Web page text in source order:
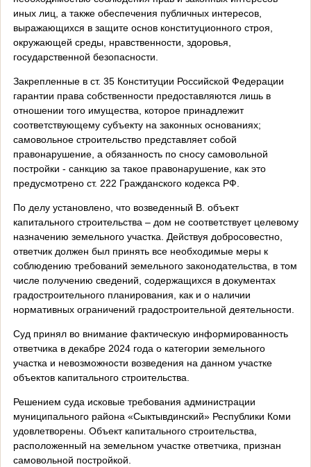
иных лиц, а также обеспечения публичных интересов,
выражающихся в защите основ конституционного строя,
окружающей среды, нравственности, здоровья,
государственной безопасности.
Закрепленные в ст. 35 Конституции Российской Федерации
гарантии права собственности предоставляются лишь в
отношении того имущества, которое принадлежит
соответствующему субъекту на законных основаниях;
самовольное строительство представляет собой
правонарушение, а обязанность по сносу самовольной
постройки - санкцию за такое правонарушение, как это
предусмотрено ст. 222 Гражданского кодекса РФ.
По делу установлено, что возведенный В. объект
капитального строительства – дом не соответствует целевому
назначению земельного участка. Действуя добросовестно,
ответчик должен был принять все необходимые меры к
соблюдению требований земельного законодательства, в том
числе получению сведений, содержащихся в документах
градостроительного планирования, как и о наличии
нормативных ограничений градостроительной деятельности.
Суд принял во внимание фактическую информированность
ответчика в декабре 2024 года о категории земельного
участка и невозможности возведения на данном участке
объектов капитального строительства.
Решением суда исковые требования администрации
муниципального района «Сыктывдинский» Республики Коми
удовлетворены. Объект капитального строительства,
расположенный на земельном участке ответчика, признан
самовольной постройкой.